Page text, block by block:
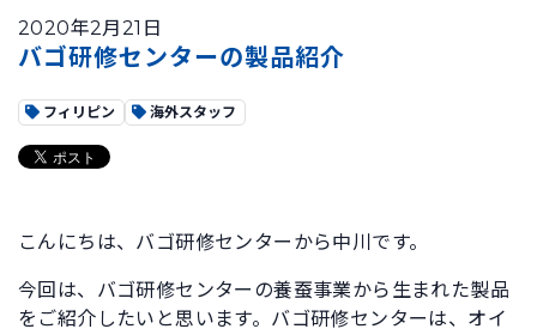
2020年2月21日
バゴ研修センターの製品紹介
フィリピン 海外スタッフ
こんにちは、バゴ研修センターから中川です。
今回は、バゴ研修センターの養蚕事業から生まれた製品
をご紹介したいと思います。バゴ研修センターは、オイ